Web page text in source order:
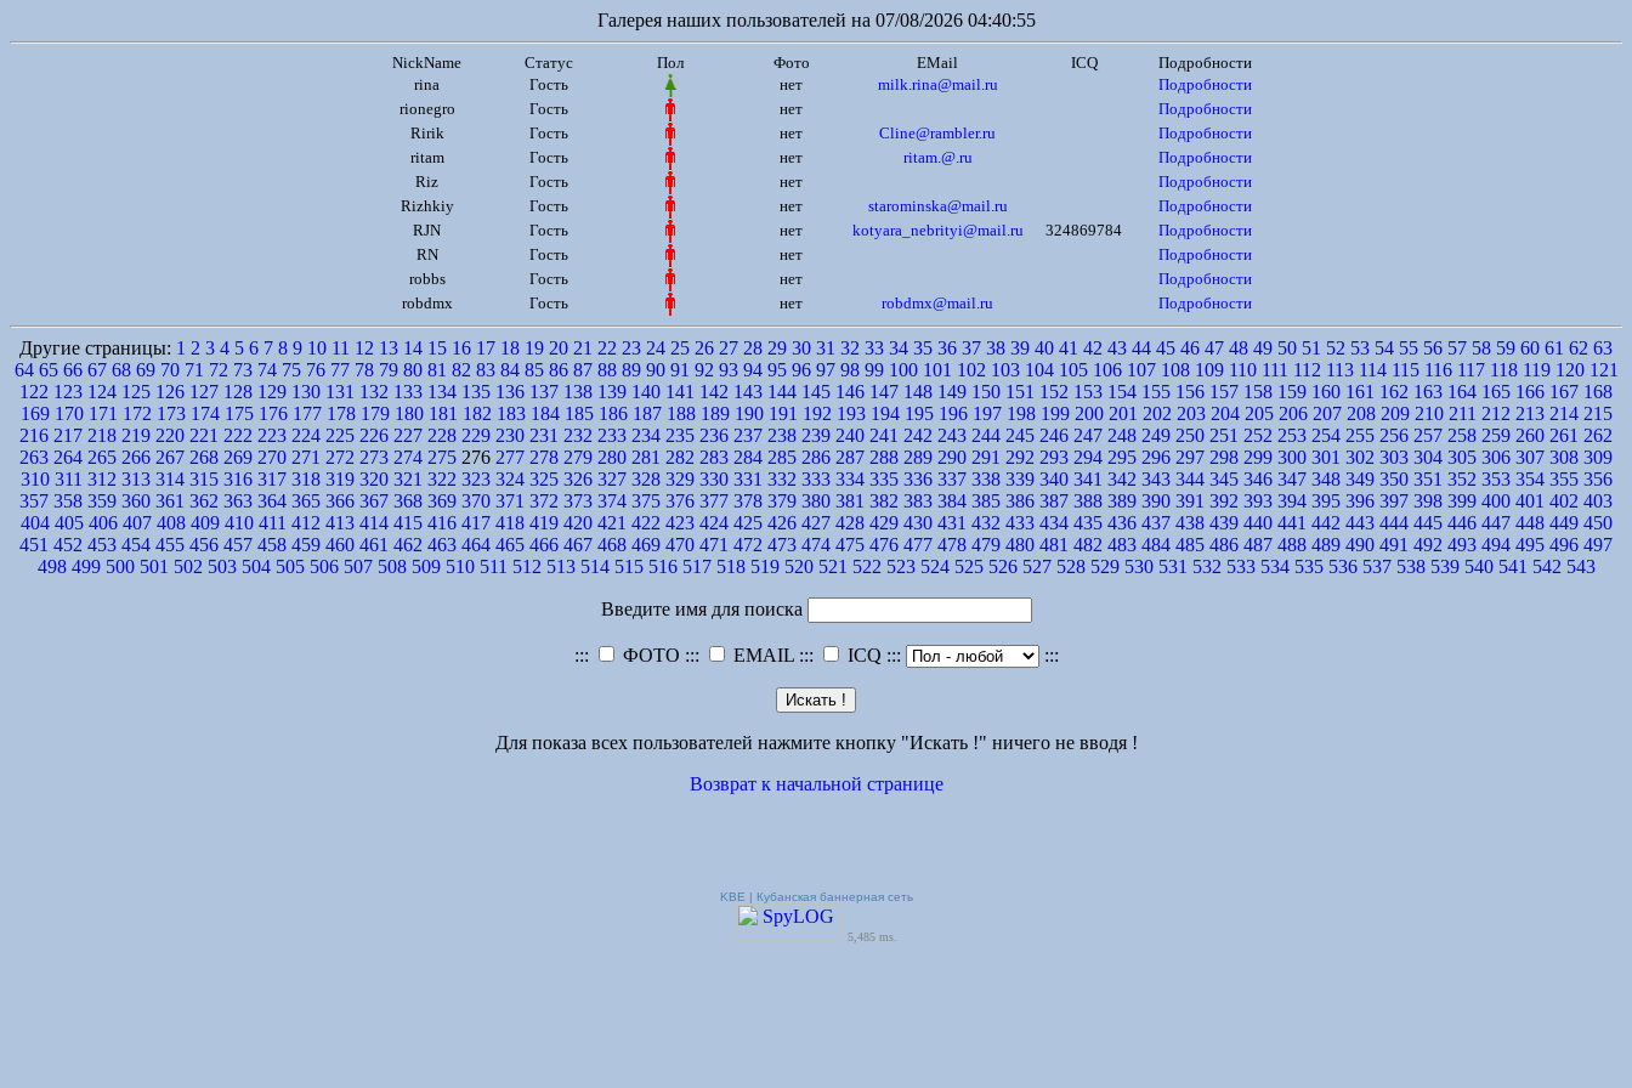
Галерея наших пользователей на 07/08/2026 04:40:55
NickName Статус Пол Фото EMail ICQ
Подробности
rina
Гость нет milk.rina@mail.ru
Подробности
rionegro
Гость нет
Подробности
Ririk
Гость нет Cline@rambler.ru
Подробности
ritam
Гость нет ritam.@.ru
Подробности
Riz
Гость нет
Подробности
Rizhkiy
Гость нет starominska@mail.ru
Подробности
RJN
Гость нет kotyara_nebrityi@mail.ru 324869784
Подробности
RN
Гость нет
Подробности
robbs
Гость нет
Подробности
robdmx
Гость нет robdmx@mail.ru Подробности
Другие страницы: 1 2 3 4 5 6 7 8 9 10 11 12 13 14 15 16 17 18 19 20 21 22 23 24 25 26 27 28 29 30 31 32 33 34 35 36 37 38 39 40 41 42 43 44 45 46 47 48 49 50 51 52 53 54 55 56 57 58 59 60 61 62 63
64 65 66 67 68 69 70 71 72 73 74 75 76 77 78 79 80 81 82 83 84 85 86 87 88 89 90 91 92 93 94 95 96 97 98 99 100 101 102 103 104 105 106 107 108 109 110 111 112 113 114 115 116 117 118 119 120 121
122 123 124 125 126 127 128 129 130 131 132 133 134 135 136 137 138 139 140 141 142 143 144 145 146 147 148 149 150 151 152 153 154 155 156 157 158 159 160 161 162 163 164 165 166 167 168
169 170 171 172 173 174 175 176 177 178 179 180 181 182 183 184 185 186 187 188 189 190 191 192 193 194 195 196 197 198 199 200 201 202 203 204 205 206 207 208 209 210 211 212 213 214 215
216 217 218 219 220 221 222 223 224 225 226 227 228 229 230 231 232 233 234 235 236 237 238 239 240 241 242 243 244 245 246 247 248 249 250 251 252 253 254 255 256 257 258 259 260 261 262
263 264 265 266 267 268 269 270 271 272 273 274 275 276 277 278 279 280 281 282 283 284 285 286 287 288 289 290 291 292 293 294 295 296 297 298 299 300 301 302 303 304 305 306 307 308 309
310 311 312 313 314 315 316 317 318 319 320 321 322 323 324 325 326 327 328 329 330 331 332 333 334 335 336 337 338 339 340 341 342 343 344 345 346 347 348 349 350 351 352 353 354 355 356
357 358 359 360 361 362 363 364 365 366 367 368 369 370 371 372 373 374 375 376 377 378 379 380 381 382 383 384 385 386 387 388 389 390 391 392 393 394 395 396 397 398 399 400 401 402 403
404 405 406 407 408 409 410 411 412 413 414 415 416 417 418 419 420 421 422 423 424 425 426 427 428 429 430 431 432 433 434 435 436 437 438 439 440 441 442 443 444 445 446 447 448 449 450
451 452 453 454 455 456 457 458 459 460 461 462 463 464 465 466 467 468 469 470 471 472 473 474 475 476 477 478 479 480 481 482 483 484 485 486 487 488 489 490 491 492 493 494 495 496 497
498 499 500 501 502 503 504 505 506 507 508 509 510 511 512 513 514 515 516 517 518 519 520 521 522 523 524 525 526 527 528 529 530 531 532 533 534 535 536 537 538 539 540 541 542 543
Введите имя для поиска
::: ФОТО ::: EMAIL ::: ICQ ::: :::
Для показа всех пользователей нажмите кнопку "Искать !" ничего не вводя !
Возврат к начальной странице
KBE | Кубанская баннерная сеть
5,485 ms.